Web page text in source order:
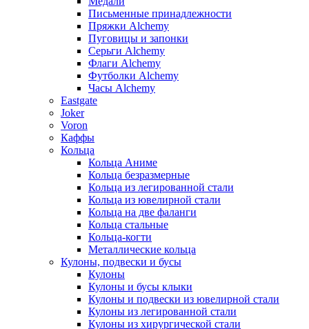
Письменные принадлежности
Пряжки Alchemy
Пуговицы и запонки
Серьги Alchemy
Флаги Alchemy
Футболки Alchemy
Часы Alchemy
Eastgate
Joker
Voron
Каффы
Кольца
Кольца Аниме
Кольца безразмерные
Кольца из легированной стали
Кольца из ювелирной стали
Кольца на две фаланги
Кольца стальные
Кольца-когти
Металлические кольца
Кулоны, подвески и бусы
Кулоны
Кулоны и бусы клыки
Кулоны и подвески из ювелирной стали
Кулоны из легированной стали
Кулоны из хирургической стали